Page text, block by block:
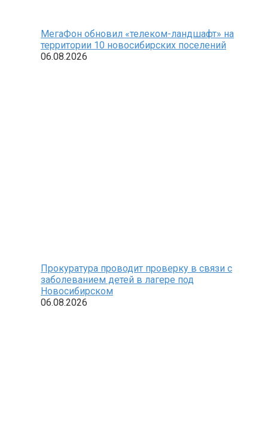
МегаФон обновил «телеком-ландшафт» на
территории 10 новосибирских поселений
06.08.2026
Прокуратура проводит проверку в связи с
заболеванием детей в лагере под
Новосибирском
06.08.2026